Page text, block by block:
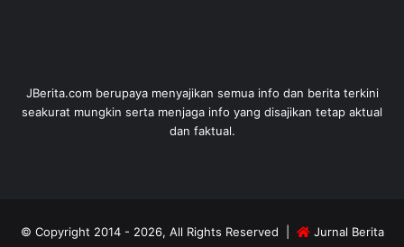
JBerita.com berupaya menyajikan semua info dan berita terkini
seakurat mungkin serta menjaga info yang disajikan tetap aktual
dan faktual.
© Copyright 2014 - 2026, All Rights Reserved |
Jurnal Berita